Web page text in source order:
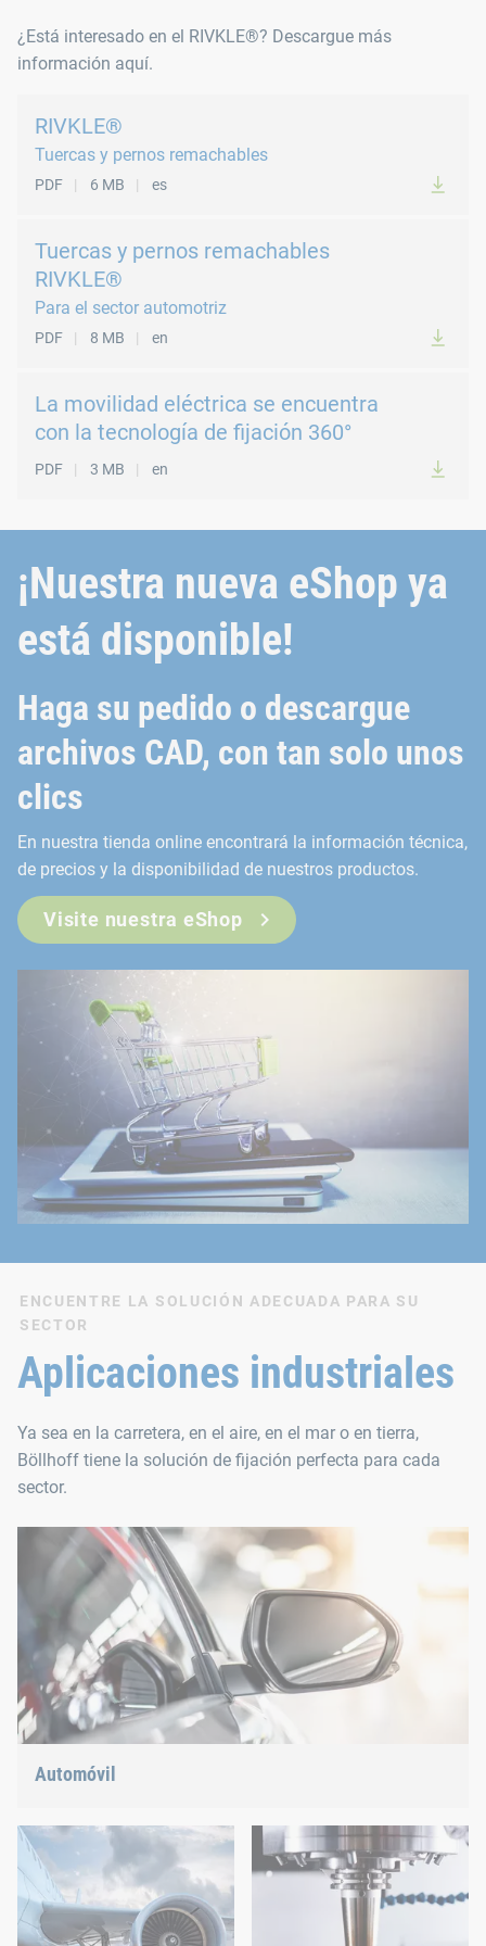
¿Está interesado en el RIVKLE®? Descargue más
información aquí.
RIVKLE®
Tuercas y pernos remachables
PDF 6 MB es
Tuercas y pernos remachables
RIVKLE®
Para el sector automotriz
PDF 8 MB en
La movilidad eléctrica se encuentra
con la tecnología de fijación 360°
PDF 3 MB en
¡Nuestra nueva eShop ya
está disponible!
Haga su pedido o descargue
archivos CAD, con tan solo unos
clics
En nuestra tienda online encontrará la información técnica,
de precios y la disponibilidad de nuestros productos.
Visite nuestra eShop
ENCUENTRE LA SOLUCIÓN ADECUADA PARA SU
SECTOR
Aplicaciones industriales
Ya sea en la carretera, en el aire, en el mar o en tierra,
Böllhoff tiene la solución de fijación perfecta para cada
sector.
Automóvil
Tenemos la respuesta correcta para las tendencias actuales.